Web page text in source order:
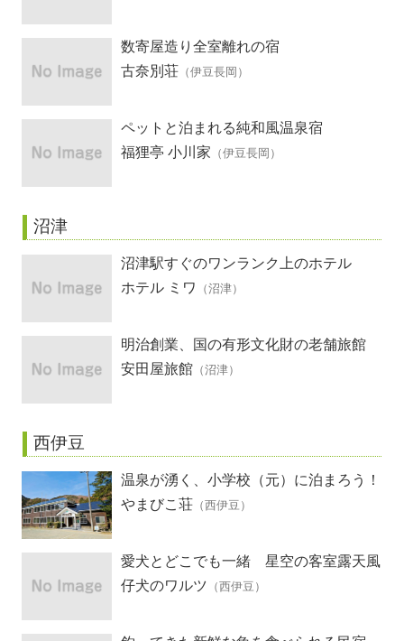
数寄屋造り全室離れの宿
古奈別荘 （伊豆長岡）
ペットと泊まれる純和風温泉宿
福狸亭 小川家 （伊豆長岡）
沼津
沼津駅すぐのワンランク上のホテル
ホテル ミワ
（沼津）
明治創業、国の有形文化財の老舗旅館
安田屋旅館 （沼津）
西伊豆
温泉が湧く、小学校（元）に泊まろう！
やまびこ荘 （西伊豆）
愛犬とどこでも一緒 星空の客室露天風
呂の宿
仔犬のワルツ （西伊豆）